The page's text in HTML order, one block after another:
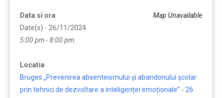
Map Unavailable
Data si ora
Date(s) - 26/11/2024
5:00 pm - 8:00 pm
Locatia
Bruges „Prevenirea absenteismului și abandonului școlar
prin tehnici de dezvoltare a inteligenței emoționale” - 26